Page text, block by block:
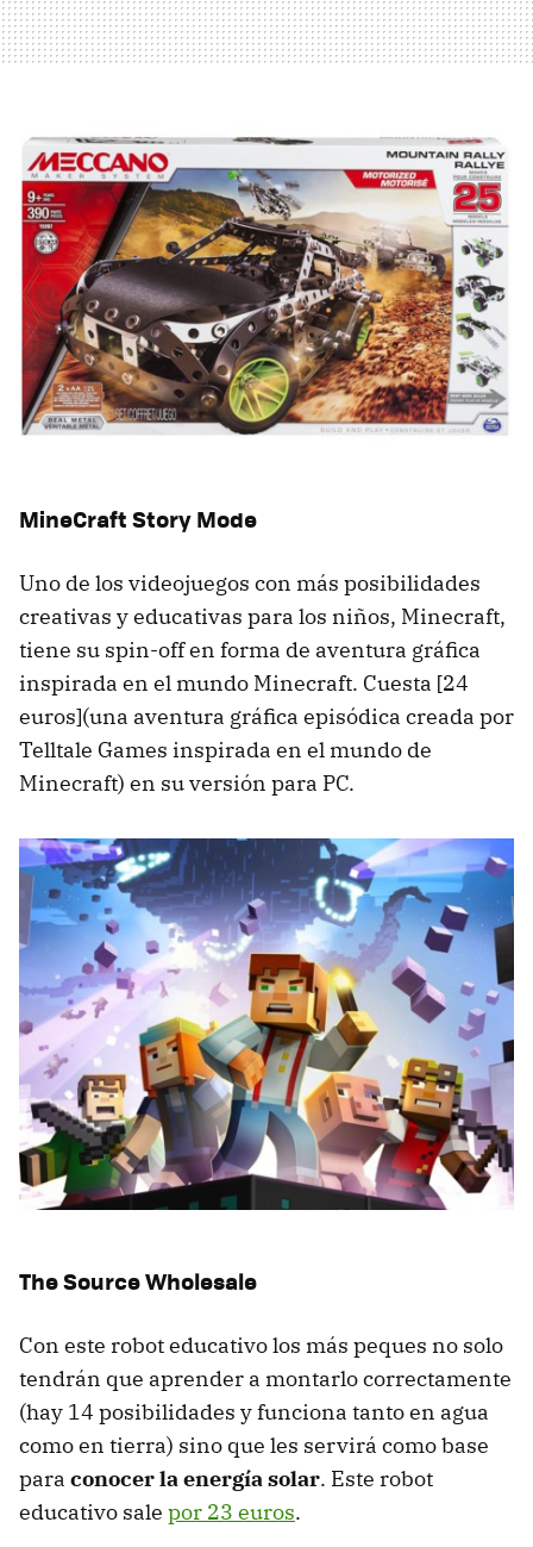
MineCraft Story Mode
Uno de los videojuegos con más posibilidades
creativas y educativas para los niños, Minecraft,
tiene su spin-off en forma de aventura gráfica
inspirada en el mundo Minecraft. Cuesta [24
euros](una aventura gráfica episódica creada por
Telltale Games inspirada en el mundo de
Minecraft) en su versión para PC.
The Source Wholesale
Con este robot educativo los más peques no solo
tendrán que aprender a montarlo correctamente
(hay 14 posibilidades y funciona tanto en agua
como en tierra) sino que les servirá como base
para conocer la energía solar. Este robot
educativo sale por 23 euros.